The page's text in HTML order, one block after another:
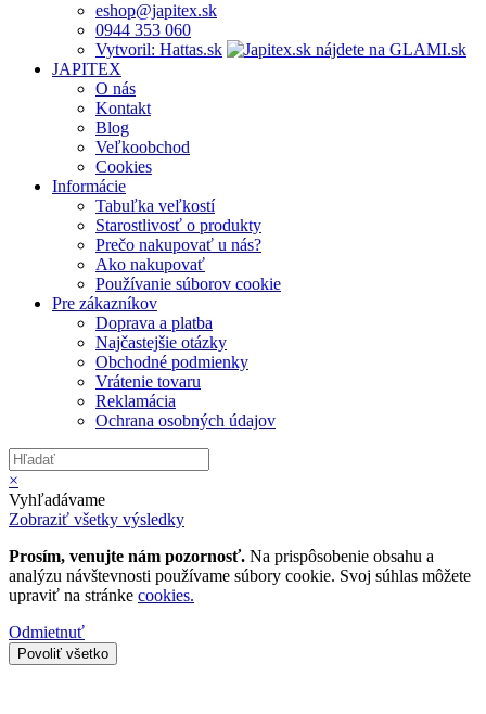
eshop@japitex.sk
0944 353 060
Vytvoril: Hattas.sk
JAPITEX
O nás
Kontakt
Blog
Veľkoobchod
Cookies
Informácie
Tabuľka veľkostí
Starostlivosť o produkty
Prečo nakupovať u nás?
Ako nakupovať
Používanie súborov cookie
Pre zákazníkov
Doprava a platba
Najčastejšie otázky
Obchodné podmienky
Vrátenie tovaru
Reklamácia
Ochrana osobných údajov
×
Vyhľadávame
Zobraziť všetky výsledky
Prosím, venujte nám pozornosť. Na prispôsobenie obsahu a
analýzu návštevnosti používame súbory cookie. Svoj súhlas môžete
upraviť na stránke cookies.
Odmietnuť
Povoliť všetko